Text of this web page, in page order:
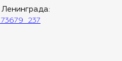
Ленинграда: